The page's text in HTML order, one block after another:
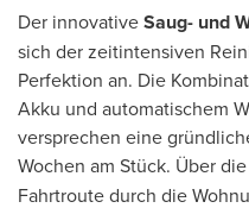
Der innovativeSaug- und
sich der zeitintensiven
Perfektion an. Die
Akku und automatischem
versprechen eine
Wochen am Stück. Über die
Fahrtroute durch die